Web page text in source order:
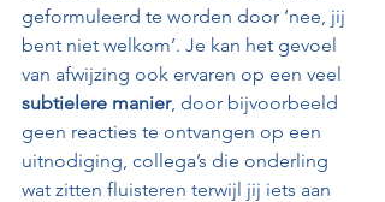
geformuleerd te worden door ‘nee, jij
bent niet welkom’. Je kan het gevoel
van afwijzing ook ervaren op een veel
subtielere manier, door bijvoorbeeld
geen reacties te ontvangen op een
uitnodiging, collega’s die onderling
wat zitten fluisteren terwijl jij iets aan